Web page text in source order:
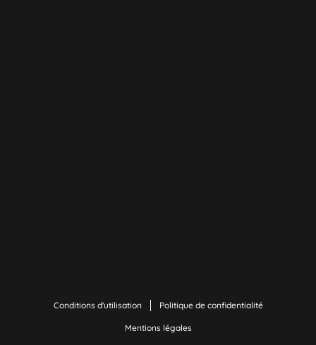
Conditions d'utilisation Politique de confidentialité
Mentions légales